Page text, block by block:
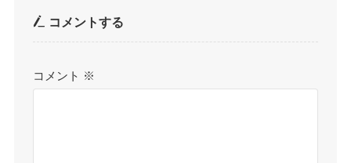
コメントする
コメント ※